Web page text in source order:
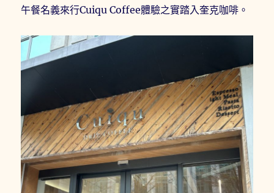
午餐名義來行Cuiqu Coffee體驗之實踏入奎克咖啡。